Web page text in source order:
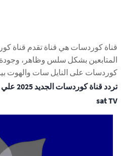
قناة كوردسات هي قناة تقدم قناة
المتابعين بشكل سلس وظاهر، وجودة
كوردسات على النايل سات والهوت
sat TV